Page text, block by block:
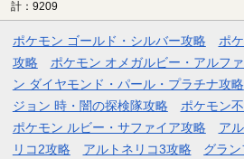
計：9209
ポケモン ゴールド・シルバー攻略
ポ
攻略
ポケモン オメガルビー・アルフ
ン ダイヤモンド・パール・プラチナ攻略
ジョン 時・闇の探検隊攻略
ポケモン
ポケモン ルビー・サファイア攻略
ア
リコ2攻略
アルトネリコ3攻略 グラ